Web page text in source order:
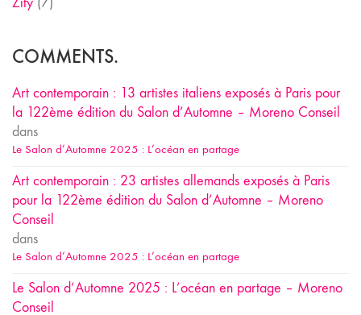
COMMENTS.
Art contemporain : 13 artistes italiens exposés à Paris pour
la 122ème édition du Salon d’Automne – Moreno Conseil
dans
Le Salon d’Automne 2025 : L’océan en partage
Art contemporain : 23 artistes allemands exposés à Paris
pour la 122ème édition du Salon d’Automne – Moreno
Conseil
dans
Le Salon d’Automne 2025 : L’océan en partage
Le Salon d’Automne 2025 : L’océan en partage – Moreno
Conseil